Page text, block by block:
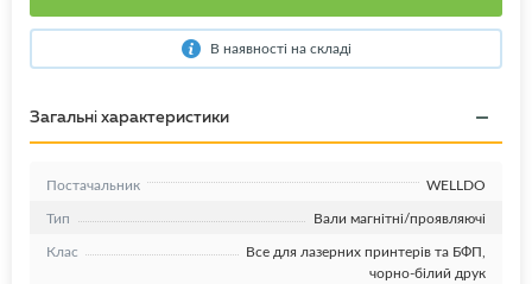
В наявності на складі
Загальні характеристики
Постачальник
WELLDO
Тип
Вали магнітні/проявляючі
Клас
Все для лазерних принтерів та БФП,
чорно-білий друк